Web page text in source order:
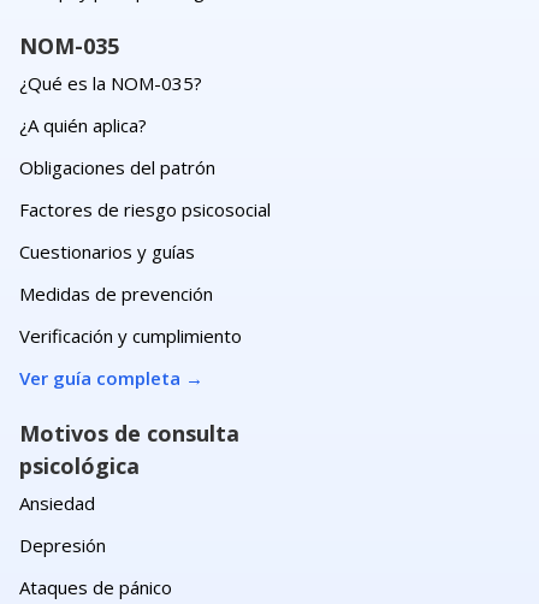
NOM-035
¿Qué es la NOM-035?
¿A quién aplica?
Obligaciones del patrón
Factores de riesgo psicosocial
Cuestionarios y guías
Medidas de prevención
Verificación y cumplimiento
Ver guía completa →
Motivos de consulta
psicológica
Ansiedad
Depresión
Ataques de pánico